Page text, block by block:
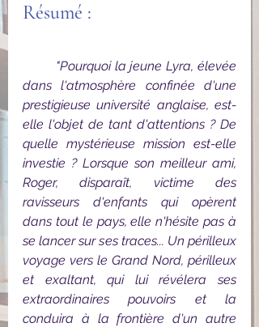
Résumé :
dans l'atmosphère confinée d'une
prestigieuse université anglaise, est-
elle l'objet de tant d'attentions ? De
quelle mystérieuse mission est-elle
investie ? Lorsque son meilleur ami,
Roger, disparaît, victime des
ravisseurs d'enfants qui opèrent
dans tout le pays, elle n'hésite pas à
se lancer sur ses traces... Un périlleux
voyage vers le Grand Nord, périlleux
et exaltant, qui lui révélera ses
extraordinaires pouvoirs et la
conduira à la frontière d'un autre